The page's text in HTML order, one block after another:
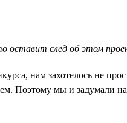
оставит след об этом
нам захотелось не
Поэтому мы и задумали